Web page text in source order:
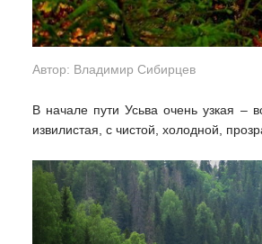
Автор: Владимир Сибирцев
В начале пути Усьва очень узкая –
извилистая, с чистой, холодной,